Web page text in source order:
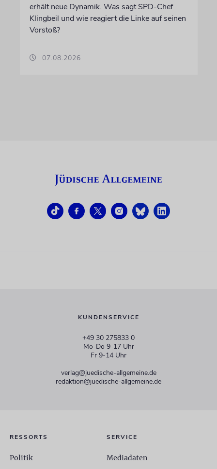
erhält neue Dynamik. Was sagt SPD-Chef
Klingbeil und wie reagiert die Linke auf seinen
Vorstoß?
07.08.2026
KUNDENSERVICE
+49 30 275833 0
Mo-Do 9-17 Uhr
Fr 9-14 Uhr
verlag@juedische-allgemeine.de
redaktion@juedische-allgemeine.de
RESSORTS
Politik
SERVICE
Mediadaten